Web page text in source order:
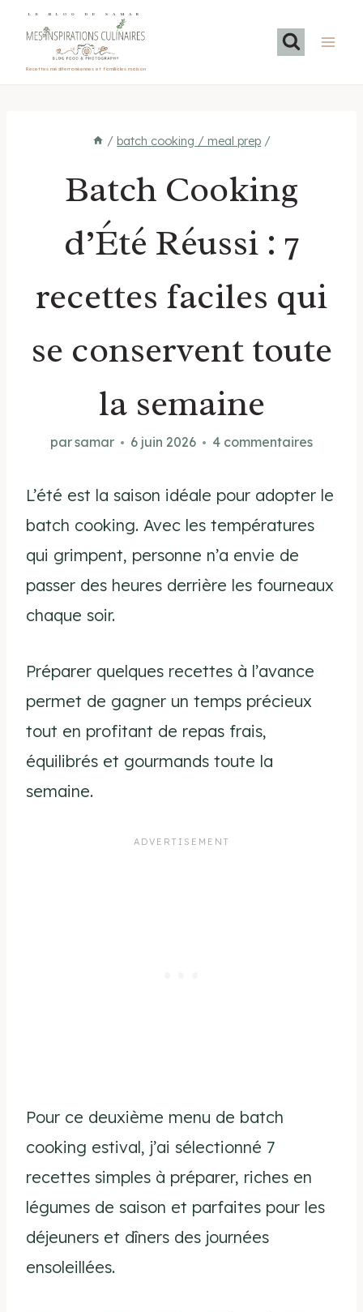
LE BLOG DE SAMAR
Recettes méditerranéennes et familiales maison
/ batch cooking / meal prep /
Batch Cooking
d’Été Réussi : 7
recettes faciles qui
se conservent toute
la semaine
parsamar 6 juin 2026 4 commentaires
L’été est la saison idéale pour adopter le
batch cooking. Avec les températures
qui grimpent, personne n’a envie de
passer des heures derrière les fourneaux
chaque soir.
Préparer quelques recettes à l’avance
permet de gagner un temps précieux
tout en profitant de repas frais,
équilibrés et gourmands toute la
semaine.
Pour ce deuxième menu de batch
cooking estival, j’ai sélectionné 7
recettes simples à préparer, riches en
légumes de saison et parfaites pour les
déjeuners et dîners des journées
ensoleillées.